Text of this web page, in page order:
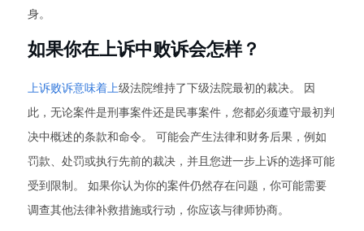
身。
如果你在上诉中败诉会怎样？
上诉败诉意味着上级法院维持了下级法院最初的裁决。 因
此，无论案件是刑事案件还是民事案件，您都必须遵守最初判
决中概述的条款和命令。 可能会产生法律和财务后果，例如
罚款、处罚或执行先前的裁决，并且您进一步上诉的选择可能
受到限制。 如果你认为你的案件仍然存在问题，你可能需要
调查其他法律补救措施或行动，你应该与律师协商。